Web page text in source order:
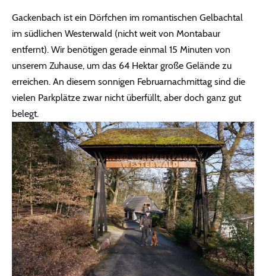
Gackenbach ist ein Dörfchen im romantischen Gelbachtal
im südlichen Westerwald (nicht weit von Montabaur
entfernt). Wir benötigen gerade einmal 15 Minuten von
unserem Zuhause, um das 64 Hektar große Gelände zu
erreichen. An diesem sonnigen Februarnachmittag sind die
vielen Parkplätze zwar nicht überfüllt, aber doch ganz gut
belegt.